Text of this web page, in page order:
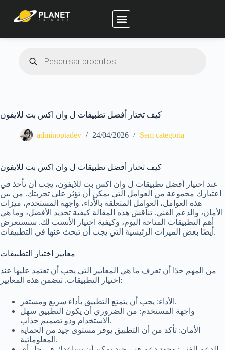
كيف تختار أفضل تطبيقات ل وان اكس بت للايفون
adminoptadev 24/04/2026 Sem categoria
كيف تختار أفضل تطبيقات ل وان اكس بت للايفون
عند اختيار أفضل تطبيقات ل وان اكس بت للايفون، يجب أن تأخذ في
اعتبارك مجموعة من العوامل التي يمكن أن تؤثر على تجربتك. من بين
هذه العوامل، العوامل المتعلقة بالأداء، واجهة المستخدم، ميزات
الأمان، والدعم الفني. تناقش هذه المقالة كيفية تحديد الأفضل، وما هي
أهم التطبيقات المتاحة اليوم، وكيفية اختيار الأنسب لك. سنستعرض
أيضًا بعض الميزات الرئيسية التي يجب أن تبحث عنها في التطبيقات.
معايير اختيار التطبيقات
من المهم جدًا أن تعرف ما هي المعايير التي يجب أن تعتمد عليها عند
اختيار التطبيقات. تتضمن هذه المعايير:
الأداء: يجب أن يتمتع التطبيق بأداء سريع ومستقر.
واجهة المستخدم: من الضروري أن يكون التطبيق سهل
الاستخدام وذو تصميم جذاب.
الأمان: تأكد من أن التطبيق يوفر مستوى جيد من الحماية
المعلوماتية.